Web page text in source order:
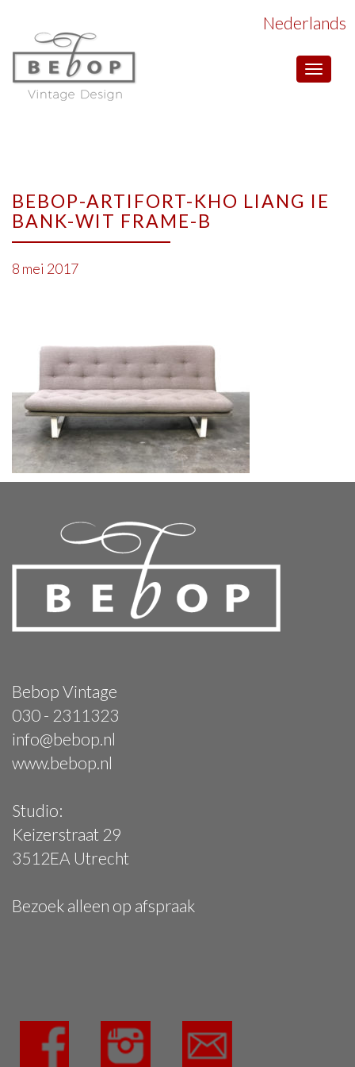
Toggle
Nederlands
BEBOP-ARTIFORT-KHO LIANG IE
BANK-WIT FRAME-B
8 mei 2017
Bebop Vintage
030 - 2311323
info@bebop.nl
www.bebop.nl
Studio:
Keizerstraat 29
3512EA Utrecht
Bezoek alleen op afspraak